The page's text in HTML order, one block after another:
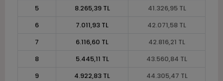
5
8.265,39 TL
41.326,95 TL
6
7.011,93 TL
42.071,58 TL
7
6.116,60 TL
42.816,21 TL
8
5.445,11 TL
43.560,84 TL
9
4.922,83 TL
44.305,47 TL